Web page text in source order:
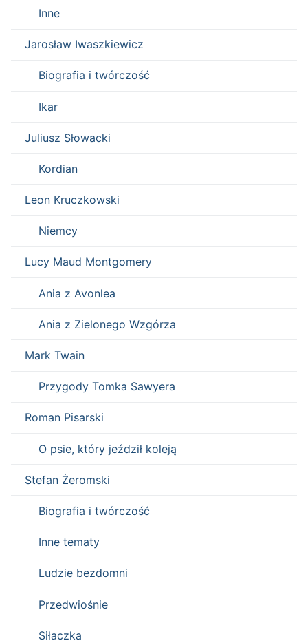
Inne
Jarosław Iwaszkiewicz
Biografia i twórczość
Ikar
Juliusz Słowacki
Kordian
Leon Kruczkowski
Niemcy
Lucy Maud Montgomery
Ania z Avonlea
Ania z Zielonego Wzgórza
Mark Twain
Przygody Tomka Sawyera
Roman Pisarski
O psie, który jeździł koleją
Stefan Żeromski
Biografia i twórczość
Inne tematy
Ludzie bezdomni
Przedwiośnie
Siłaczka